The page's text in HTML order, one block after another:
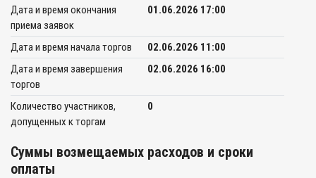
Дата и время окончания
приема заявок
01.06.2026 17:00
Дата и время начала торгов
02.06.2026 11:00
Дата и время завершения
торгов
02.06.2026 16:00
Количество участников,
допущенных к торгам
0
Суммы возмещаемых расходов и сроки
оплаты